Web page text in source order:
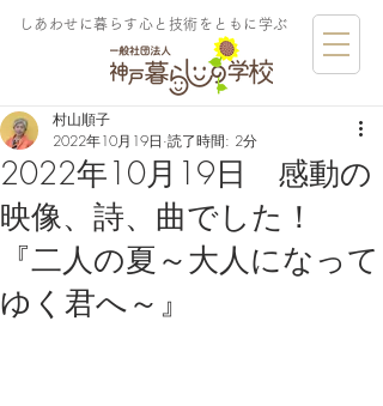
しあわせに暮らす​心と技術をともに学ぶ
2022年10月19日 感動の
映像、詩、曲でした！
『二人の夏～大人になって
ゆく君へ～』
村山順子
2022年10月19日 読了時間: 2分